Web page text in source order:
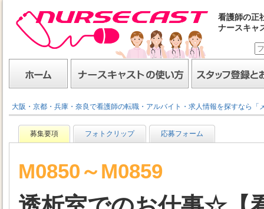
看護師の正
ナースキャ
大阪・京都・兵庫・奈良で看護師の転職・アルバイト・求人情報を探すなら「
募集要項 フォトクリップ 応募フォーム
M0850～M0859